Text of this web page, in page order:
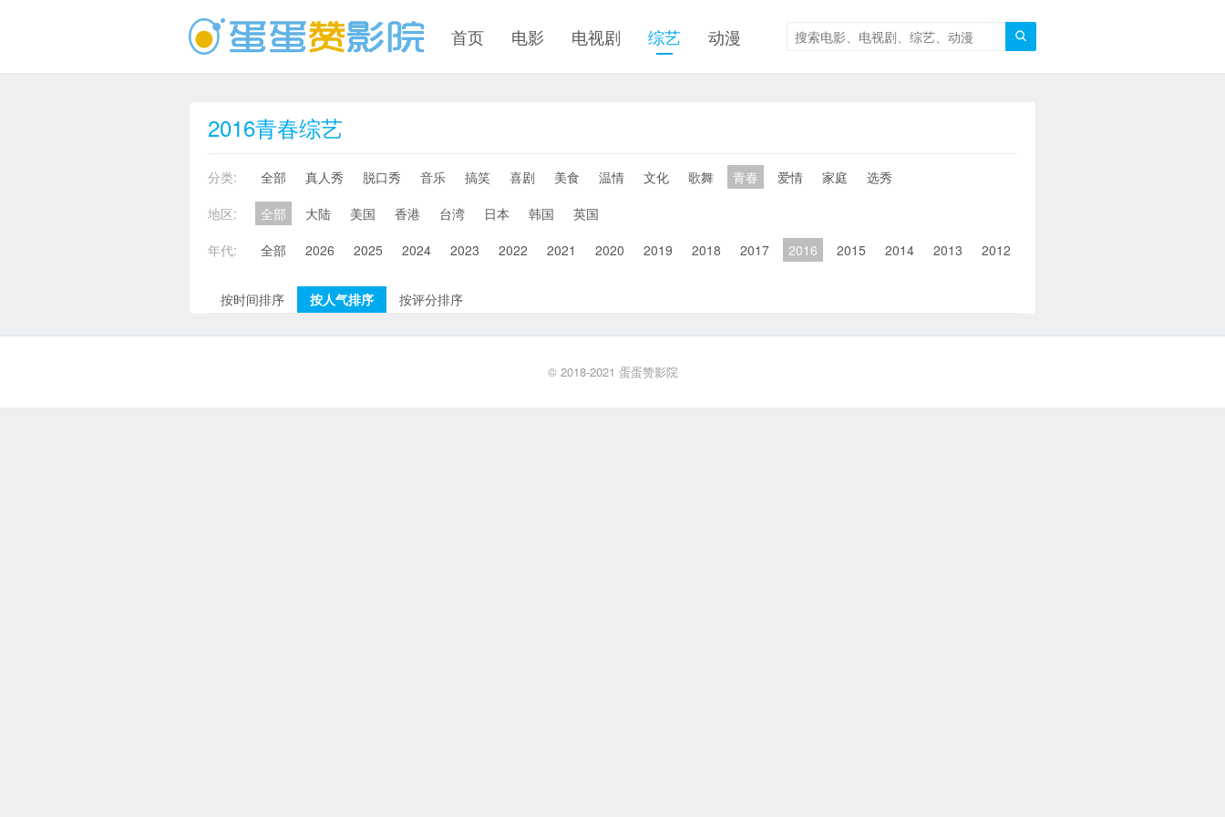

首页 电影 电视剧 综艺 动漫
2016青春综艺
分类: 全部 真人秀 脱口秀 音乐 搞笑 喜剧 美食 温情 文化 歌舞 青春 爱情 家庭
选秀
地区:
全部 大陆 美国 香港 台湾 日本 韩国
英国
年代:
全部 2026 2025 2024 2023 2022 2021 2020 2019 2018 2017 2016 2015 2014 2013 2012
按时间排序 按人气排序 按评分排序
© 2018-2021 蛋蛋赞影院